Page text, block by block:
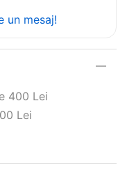
un mesaj!
400 Lei
Lei